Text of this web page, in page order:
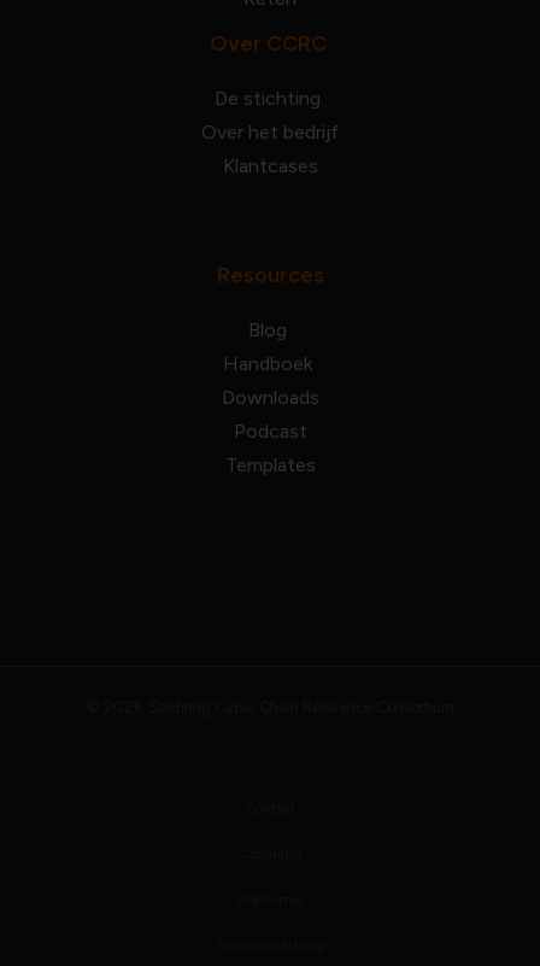
Over CCRC
De stichting
Over het bedrijf
Klantcases
Resources
Blog
Handboek
Downloads
Podcast
Templates